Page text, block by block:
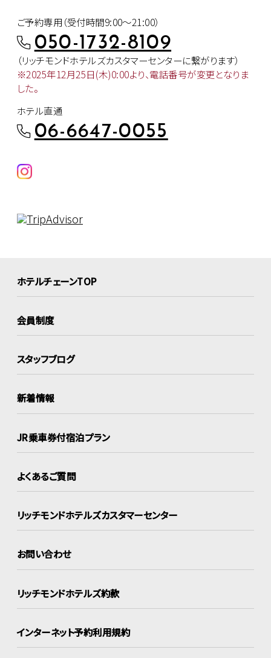
ご予約専用（受付時間9:00～21:00）
050-1732-8109
（リッチモンドホテルズカスタマーセンターに繋がります）
※2025年12月25日(木)0:00より、電話番号が変更となりま
した。
ホテル直通
06-6647-0055
ホテルチェーンTOP
会員制度
スタッフブログ
新着情報
JR乗車券付宿泊プラン
よくあるご質問
リッチモンドホテルズカスタマーセンター
お問い合わせ
リッチモンドホテルズ約款
インターネット予約利用規約